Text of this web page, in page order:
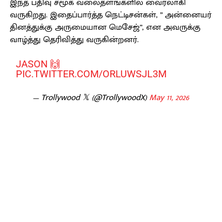
வருகிறது. இதைப்பார்த்த நெட்டிசன்கள், ” அன்னையர்
தினத்துக்கு அருமையான மெசேஜ்”, என அவருக்கு
வாழ்த்து தெரிவித்து வருகின்றனர்.
JASON 🙌
PIC.TWITTER.COM/ORLUWSJL3M
— Trollywood 𝕏 (@TrollywoodX)May 11, 2026